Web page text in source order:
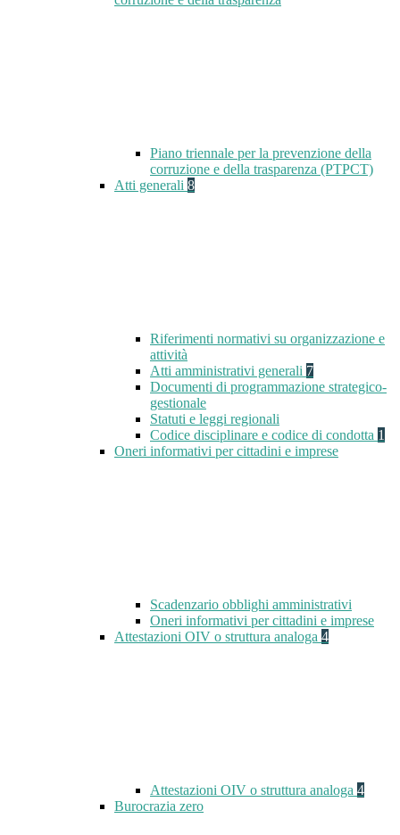
Piano triennale per la prevenzione della
corruzione e della trasparenza (PTPCT)
Atti generali 8
Riferimenti normativi su organizzazione e
attività
Atti amministrativi generali 7
Documenti di programmazione strategico-
gestionale
Statuti e leggi regionali
Codice disciplinare e codice di condotta 1
Oneri informativi per cittadini e imprese
Scadenzario obblighi amministrativi
Oneri informativi per cittadini e imprese
Attestazioni OIV o struttura analoga 4
Attestazioni OIV o struttura analoga 4
Burocrazia zero